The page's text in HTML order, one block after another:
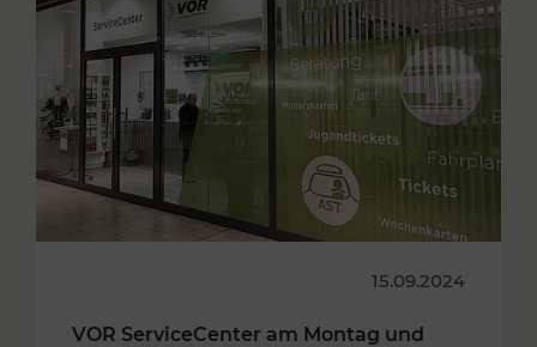
15.09.2024
VOR ServiceCenter am Montag und